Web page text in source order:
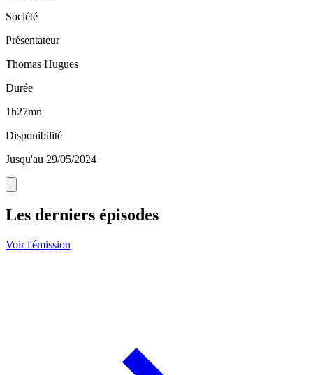
Société
Présentateur
Thomas Hugues
Durée
1h27mn
Disponibilité
Jusqu'au 29/05/2024
Les derniers épisodes
Voir l'émission